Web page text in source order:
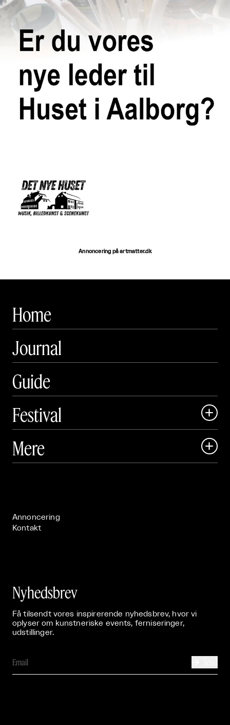
Annoncering på artmatter.dk
Home
Journal
Guide
Festival

 Art Matter Festival
Mere 
Annoncering
Kontakt
Nyhedsbrev
Få tilsendt vores inspirerende nyhedsbrev, hvor vi
oplyser om kunstneriske events, ferniseringer,
udstillinger.